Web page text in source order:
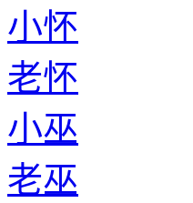
小怀
老怀
小巫
老巫